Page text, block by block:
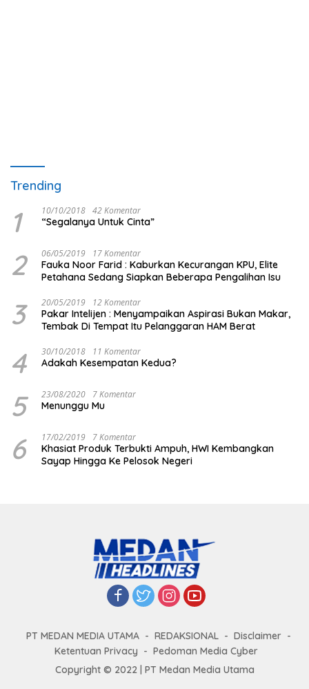
Trending
1 10/10/2018 42 Komentar
“Segalanya Untuk Cinta”
2 06/05/2019 17 Komentar
Fauka Noor Farid : Kaburkan Kecurangan KPU, Elite
Petahana Sedang Siapkan Beberapa Pengalihan Isu
3 20/05/2019 12 Komentar
Pakar Intelijen : Menyampaikan Aspirasi Bukan Makar,
Tembak Di Tempat Itu Pelanggaran HAM Berat
4 30/10/2018 11 Komentar
Adakah Kesempatan Kedua?
5 23/08/2020 7 Komentar
Menunggu Mu
6 17/02/2019 7 Komentar
Khasiat Produk Terbukti Ampuh, HWI Kembangkan
Sayap Hingga Ke Pelosok Negeri
PT MEDAN MEDIA UTAMA REDAKSIONAL
Disclaimer
Ketentuan Privacy
Pedoman Media Cyber
Copyright © 2022 | PT Medan Media Utama